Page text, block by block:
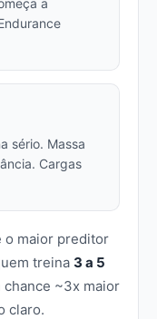
a
sério. Massa
Cargas
o maior preditor
treina 3 a 5
chance ~3x maior
claro.